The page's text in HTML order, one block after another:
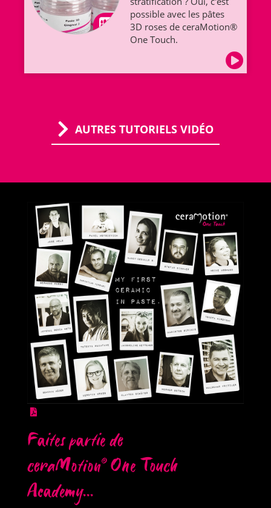
possible avec les pâtes
3D roses de ceraMotion®
One Touch.
AUTRES TUTORIELS VIDÉO
Faites partie de
ceraMotion®One Touch
Academy...